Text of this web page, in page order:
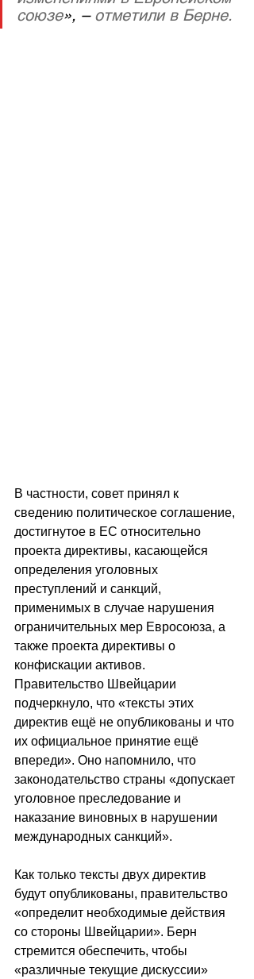
союзе», – отметили в Берне.
В частности, совет принял к
сведению политическое соглашение,
достигнутое в ЕС относительно
проекта директивы, касающейся
определения уголовных
преступлений и санкций,
применимых в случае нарушения
ограничительных мер Евросоюза, а
также проекта директивы о
конфискации активов.
Правительство Швейцарии
подчеркнуло, что «тексты этих
директив ещё не опубликованы и что
их официальное принятие ещё
впереди». Оно напомнило, что
законодательство страны «допускает
уголовное преследование и
наказание виновных в нарушении
международных санкций».
Как только тексты двух директив
будут опубликованы, правительство
«определит необходимые действия
со стороны Швейцарии». Берн
стремится обеспечить, чтобы
«различные текущие дискуссии»